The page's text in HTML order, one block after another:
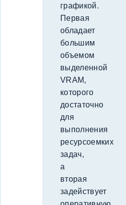
графикой.
Первая
обладает
большим
объемом
выделенной
VRAM,
которого
достаточно
для
выполнения
ресурсоемких
задач,
а
вторая
задействует